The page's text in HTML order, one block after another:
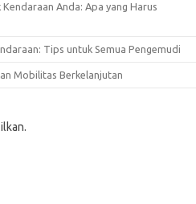
Anda: Apa yang Harus
Tips untuk Semua Pengemudi
Mobilitas Berkelanjutan